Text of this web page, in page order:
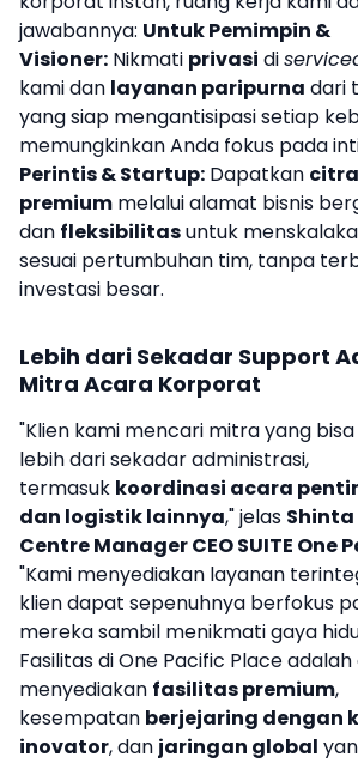
jawabannya: Untuk Pemimpin &
Visioner: Nikmati privasi di
kami dan layanan paripurna dari
yang siap mengantisipasi setiap
memungkinkan Anda fokus pada
Perintis & Startup: Dapatkan
premium melalui alamat bisnis
dan fleksibilitasuntuk
sesuai pertumbuhan tim, tanpa
investasi besar.
Lebih dari Sekadar Support
Mitra Acara Korporat
"Klien kami mencari mitra yang
lebih dari sekadar administrasi,
termasuk koordinasi acara
dan logistik lainnya," jelas
Centre Manager CEO SUITE One
"Kami menyediakan layanan
klien dapat sepenuhnya berfokus
mereka sambil menikmati gaya
Fasilitas di One Pacific Place
menyediakan fasilitas premium,
kesempatan berjejaring dengan
inovator, dan jaringan global